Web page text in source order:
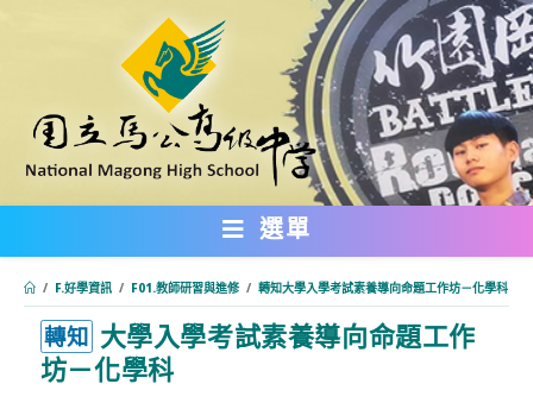
內
選單
/ F.好學資訊 / F01.教師研習與進修 / 轉知大學入學考試素養導向命題工作坊－化學科
轉知 大學入學考試素養導向命題工作
坊－化學科